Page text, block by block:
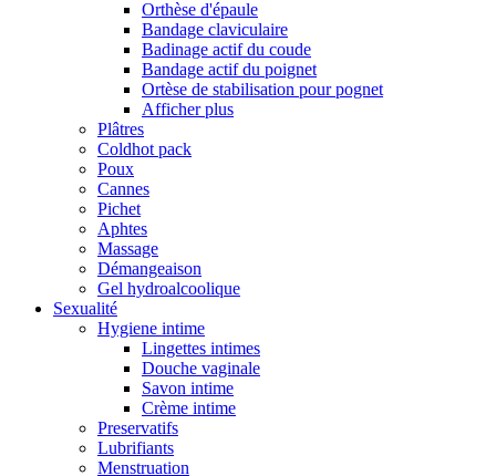
Orthèse d'épaule
Bandage claviculaire
Badinage actif du coude
Bandage actif du poignet
Ortèse de stabilisation pour pognet
Afficher plus
Plâtres
Coldhot pack
Poux
Cannes
Pichet
Aphtes
Massage
Démangeaison
Gel hydroalcoolique
Sexualité
Hygiene intime
Lingettes intimes
Douche vaginale
Savon intime
Crème intime
Preservatifs
Lubrifiants
Menstruation